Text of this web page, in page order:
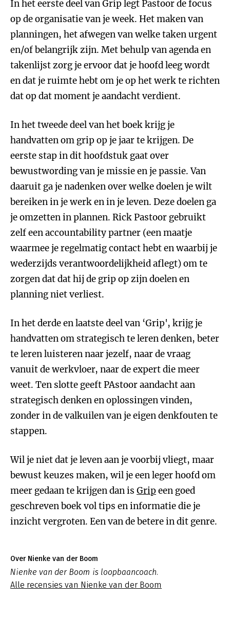
In het eerste deel van Grip legt Pastoor de focus
op de organisatie van je week. Het maken van
planningen, het afwegen van welke taken urgent
en/of belangrijk zijn. Met behulp van agenda en
takenlijst zorg je ervoor dat je hoofd leeg wordt
en dat je ruimte hebt om je op het werk te richten
dat op dat moment je aandacht verdient.
In het tweede deel van het boek krijg je
handvatten om grip op je jaar te krijgen. De
eerste stap in dit hoofdstuk gaat over
bewustwording van je missie en je passie. Van
daaruit ga je nadenken over welke doelen je wilt
bereiken in je werk en in je leven. Deze doelen ga
je omzetten in plannen. Rick Pastoor gebruikt
zelf een accountability partner (een maatje
waarmee je regelmatig contact hebt en waarbij je
wederzijds verantwoordelijkheid aflegt) om te
zorgen dat dat hij de grip op zijn doelen en
planning niet verliest.
In het derde en laatste deel van ‘Grip', krijg je
handvatten om strategisch te leren denken, beter
te leren luisteren naar jezelf, naar de vraag
vanuit de werkvloer, naar de expert die meer
weet. Ten slotte geeft PAstoor aandacht aan
strategisch denken en oplossingen vinden,
zonder in de valkuilen van je eigen denkfouten te
stappen.
Wil je niet dat je leven aan je voorbij vliegt, maar
bewust keuzes maken, wil je een leger hoofd om
meer gedaan te krijgen dan is Grip een goed
geschreven boek vol tips en informatie die je
inzicht vergroten. Een van de betere in dit genre.
Over Nienke van der Boom
Nienke van der Boom is loopbaancoach.
Alle recensies van Nienke van der Boom